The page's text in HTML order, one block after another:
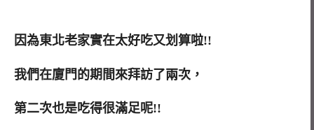
因為東北老家實在太好吃又划算啦!!
我們在廈門的期間來拜訪了兩次，
第二次也是吃得很滿足呢!!